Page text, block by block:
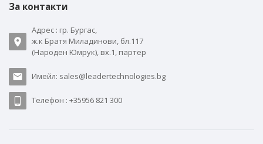
За контакти
Адрес : гр. Бургас,
ж.к Братя Миладинови, бл.117
(Народен Юмрук), вх.1, партер
Имейл: sales@leadertechnologies.bg
Телефон : +35956 821 300